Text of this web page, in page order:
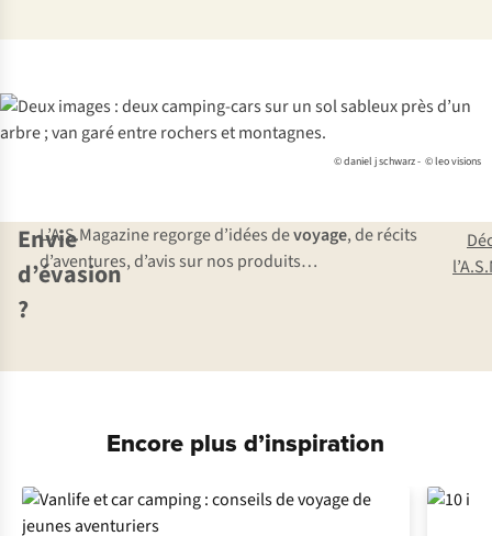
© daniel j schwarz - © leo visions
Envie
d’évasion
?
L’A.S.Magazine regorge d’idées devoyage, de récits
d’aventures, d’avis sur nos produits…
Encore plus d’inspiration